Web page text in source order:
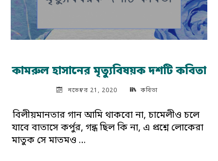
কামরুল হাসানের মৃত্যুবিষয়ক দশটি কবিতা
নভেম্বর 21, 2020 কবিতা
বিলীয়মানতার গান আমি থাকবো না, চামেলীও চলে
যাবে বাতাসে কর্পুর, গন্ধ ছিল কি না, এ প্রশ্নে লোকেরা
মাতুক সে মাতমও …